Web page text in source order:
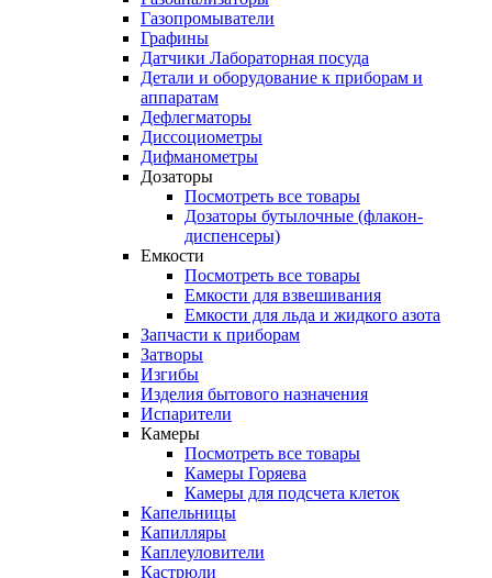
Газопромыватели
Графины
Датчики Лабораторная посуда
Детали и оборудование к приборам и
аппаратам
Дефлегматоры
Диссоциометры
Дифманометры
Дозаторы
Посмотреть все товары
Дозаторы бутылочные (флакон-
диспенсеры)
Емкости
Посмотреть все товары
Емкости для взвешивания
Емкости для льда и жидкого азота
Запчасти к приборам
Затворы
Изгибы
Изделия бытового назначения
Испарители
Камеры
Посмотреть все товары
Камеры Горяева
Камеры для подсчета клеток
Капельницы
Капилляры
Каплеуловители
Кастрюли